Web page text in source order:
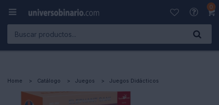
0

Home Catálogo Juegos Juegos Didácticos